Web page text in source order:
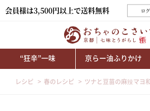
会員様は3,500円以上で送料無料 ロ
“狂辛”一味 京らー油ふりかけ
レシピ 春のレシピ ツナと豆苗の麻辣マヨ